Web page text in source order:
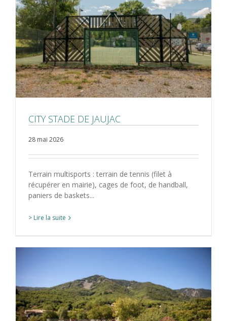
CITY STADE DE JAUJAC
28 mai 2026
Terrain multisports : terrain de tennis (filet à
récupérer en mairie), cages de foot, de handball,
paniers de baskets...
> Lire la suite